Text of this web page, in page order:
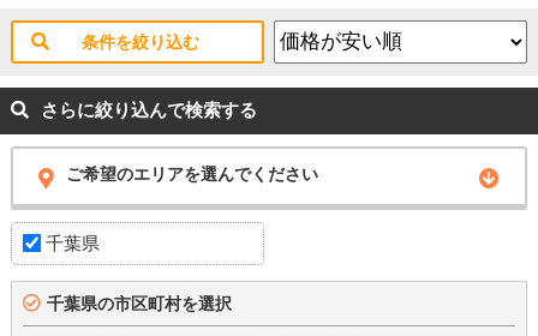
条件を絞り込む
さらに絞り込んで検索する
ご希望のエリアを選んでください
千葉県
千葉県の市区町村を選択